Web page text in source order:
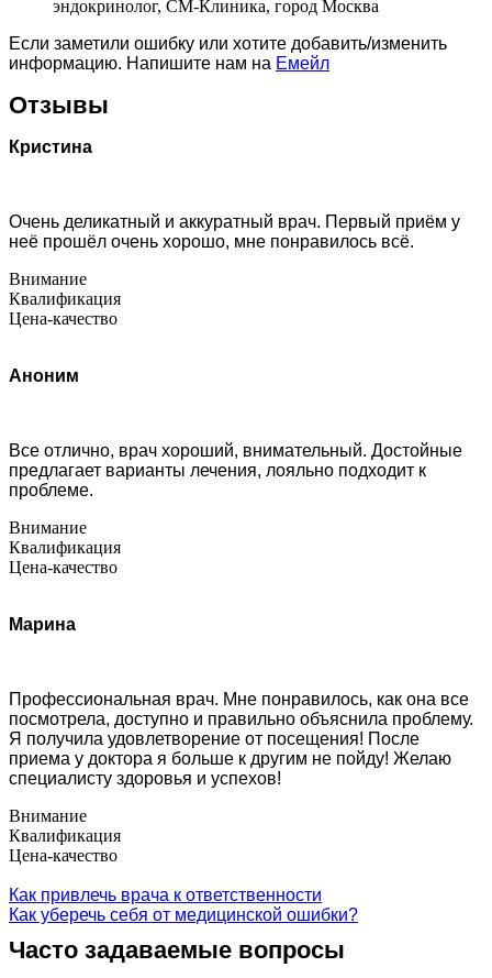
эндокринолог, СМ-Клиника, город Москва
Если заметили ошибку или хотите добавить/изменить
информацию. Напишите нам на Емейл
Отзывы
Кристина
Очень деликатный и аккуратный врач. Первый приём у
неё прошёл очень хорошо, мне понравилось всё.
Внимание
Квалификация
Цена-качество
Аноним
Все отлично, врач хороший, внимательный. Достойные
предлагает варианты лечения, лояльно подходит к
проблеме.
Внимание
Квалификация
Цена-качество
Марина
Профессиональная врач. Мне понравилось, как она все
посмотрела, доступно и правильно объяснила проблему.
Я получила удовлетворение от посещения! После
приема у доктора я больше к другим не пойду! Желаю
специалисту здоровья и успехов!
Внимание
Квалификация
Цена-качество
Как привлечь врача к ответственности
Как уберечь себя от медицинской ошибки?
Часто задаваемые вопросы